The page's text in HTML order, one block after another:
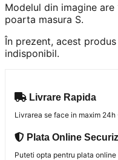
Modelul din imagine
poarta masura S.
În prezent, acest
indisponibil.
Livrare Rapida
Livrarea se face in maxim
Plata Online
Puteti opta pentru plata online